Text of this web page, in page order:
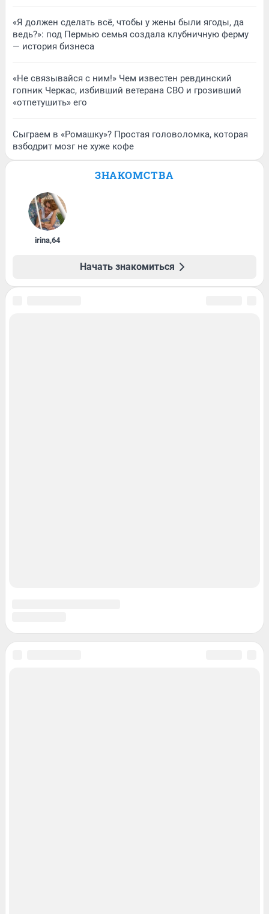
«Я должен сделать всё, чтобы у жены были ягоды, да
ведь?»: под Пермью семья создала клубничную ферму
— история бизнеса
«Не связывайся с ним!» Чем известен ревдинский
гопник Черкас, избивший ветерана СВО и грозивший
«отпетушить» его
Сыграем в «Ромашку»? Простая головоломка, которая
взбодрит мозг не хуже кофе
ЗНАКОМСТВА
irina,64
Начать знакомиться